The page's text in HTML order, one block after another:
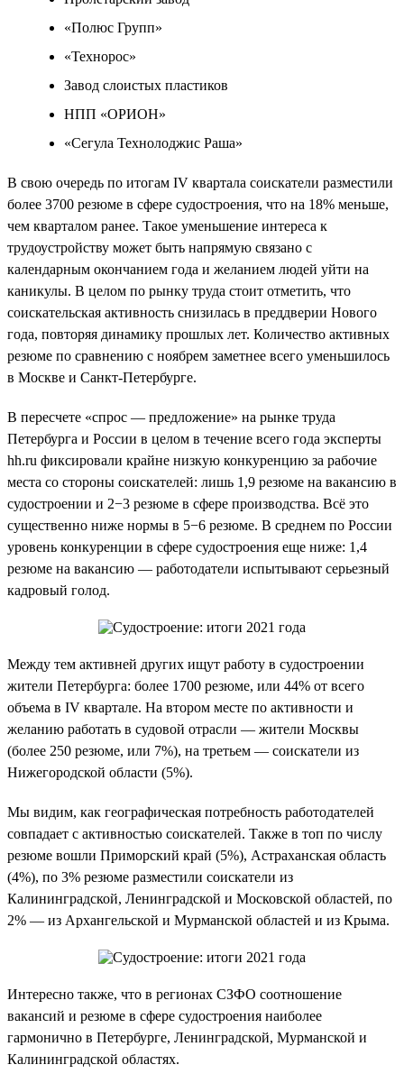
«Полюс Групп»
«Технорос»
Завод слоистых пластиков
НПП «ОРИОН»
«Сегула Технолоджис Раша»
В свою очередь по итогам IV квартала соискатели разместили
более 3700 резюме в сфере судостроения, что на 18% меньше,
чем кварталом ранее. Такое уменьшение интереса к
трудоустройству может быть напрямую связано с
календарным окончанием года и желанием людей уйти на
каникулы. В целом по рынку труда стоит отметить, что
соискательская активность снизилась в преддверии Нового
года, повторяя динамику прошлых лет. Количество активных
резюме по сравнению с ноябрем заметнее всего уменьшилось
в Москве и Санкт-Петербурге.
В пересчете «спрос — предложение» на рынке труда
Петербурга и России в целом в течение всего года эксперты
hh.ru фиксировали крайне низкую конкуренцию за рабочие
места со стороны соискателей: лишь 1,9 резюме на вакансию в
судостроении и 2−3 резюме в сфере производства. Всё это
существенно ниже нормы в 5−6 резюме. В среднем по России
уровень конкуренции в сфере судостроения еще ниже: 1,4
резюме на вакансию — работодатели испытывают серьезный
кадровый голод.
Между тем активней других ищут работу в судостроении
жители Петербурга: более 1700 резюме, или 44% от всего
объема в IV квартале. На втором месте по активности и
желанию работать в судовой отрасли — жители Москвы
(более 250 резюме, или 7%), на третьем — соискатели из
Нижегородской области (5%).
Мы видим, как географическая потребность работодателей
совпадает с активностью соискателей. Также в топ по числу
резюме вошли Приморский край (5%), Астраханская область
(4%), по 3% резюме разместили соискатели из
Калининградской, Ленинградской и Московской областей, по
2% — из Архангельской и Мурманской областей и из Крыма.
Интересно также, что в регионах СЗФО соотношение
вакансий и резюме в сфере судостроения наиболее
гармонично в Петербурге, Ленинградской, Мурманской и
Калининградской областях.